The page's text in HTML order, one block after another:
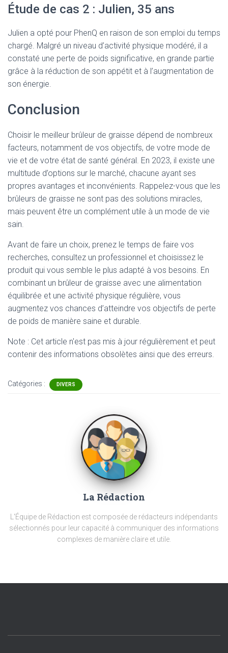
Étude de cas 2 : Julien, 35 ans
Julien a opté pour PhenQ en raison de son emploi du temps
chargé. Malgré un niveau d’activité physique modéré, il a
constaté une perte de poids significative, en grande partie
grâce à la réduction de son appétit et à l’augmentation de
son énergie.
Conclusion
Choisir le meilleur brûleur de graisse dépend de nombreux
facteurs, notamment de vos objectifs, de votre mode de
vie et de votre état de santé général. En 2023, il existe une
multitude d’options sur le marché, chacune ayant ses
propres avantages et inconvénients. Rappelez-vous que les
brûleurs de graisse ne sont pas des solutions miracles,
mais peuvent être un complément utile à un mode de vie
sain.
Avant de faire un choix, prenez le temps de faire vos
recherches, consultez un professionnel et choisissez le
produit qui vous semble le plus adapté à vos besoins. En
combinant un brûleur de graisse avec une alimentation
équilibrée et une activité physique régulière, vous
augmentez vos chances d’atteindre vos objectifs de perte
de poids de manière saine et durable.
Note : Cet article n'est pas mis à jour régulièrement et peut
contenir des informations obsolètes ainsi que des erreurs.
Catégories : DIVERS
La Rédaction
L'Équipe de Rédaction est composée de rédacteurs indépendants
sélectionnés pour leur capacité à communiquer des informations
complexes de manière claire et utile.